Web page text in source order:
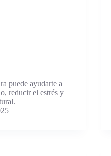
puede ayudarte a
reducir el estrés y